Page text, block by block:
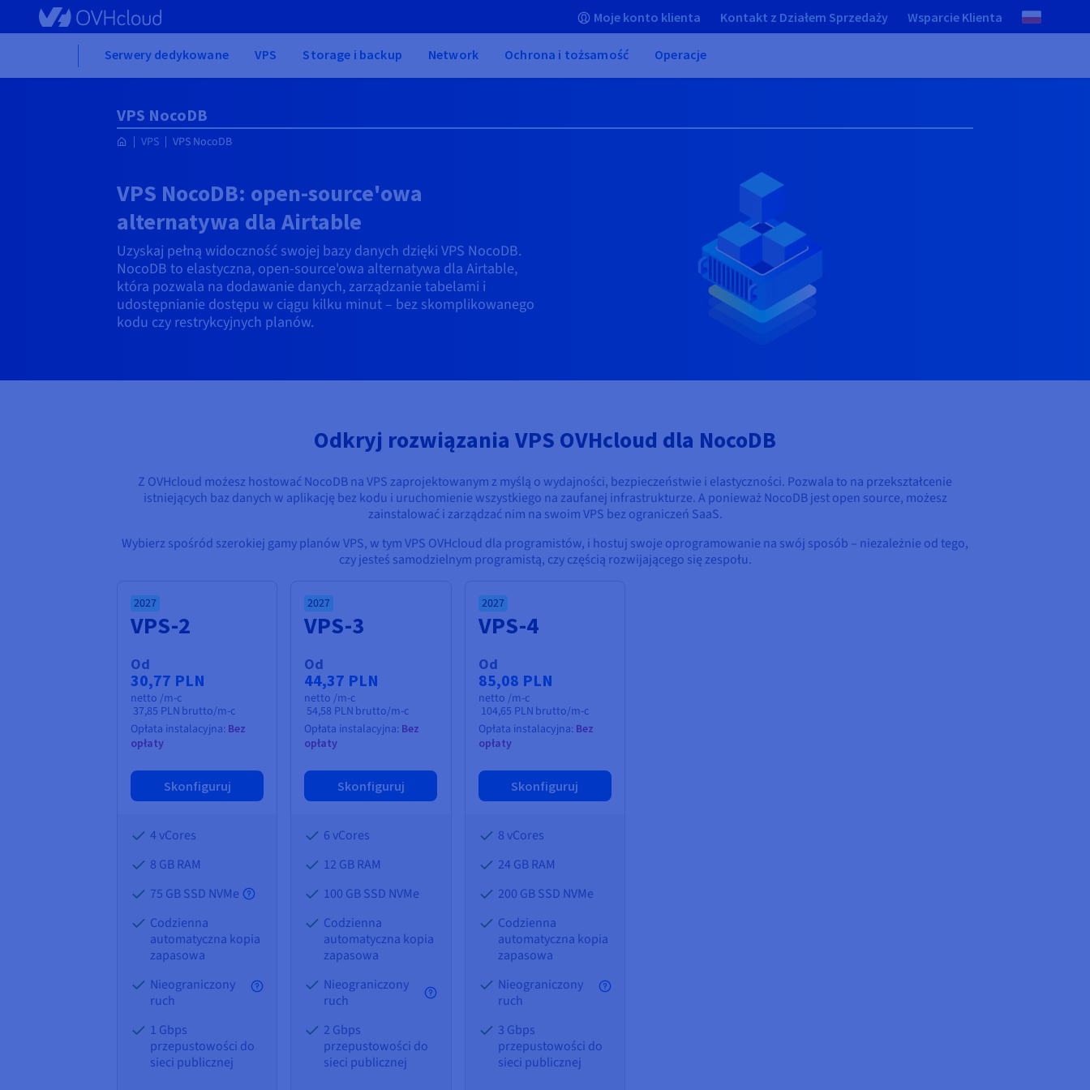
Skip to main content Moje konto klienta Kontakt z Działem Sprzedaży Wsparcie Klienta
Serwery dedykowane VPS Storage i backup Network Ochrona i tożsamość Operacje
VPS NocoDB
VPS VPS NocoDB
VPS NocoDB: open-source'owa
alternatywa dla Airtable
Uzyskaj pełną widoczność swojej bazy danych dzięki VPS NocoDB.
NocoDB to elastyczna, open-source'owa alternatywa dla Airtable,
która pozwala na dodawanie danych, zarządzanie tabelami i
udostępnianie dostępu w ciągu kilku minut – bez skomplikowanego
kodu czy restrykcyjnych planów.
Odkryj rozwiązania VPS OVHcloud dla NocoDB
Z OVHcloud możesz hostować NocoDB na VPS zaprojektowanym z myślą o wydajności, bezpieczeństwie i elastyczności. Pozwala to na przekształcenie
istniejących baz danych w aplikację bez kodu i uruchomienie wszystkiego na zaufanej infrastrukturze. A ponieważ NocoDB jest open source, możesz
zainstalować i zarządzać nim na swoim VPS bez ograniczeń SaaS.
Wybierz spośród szerokiej gamy planów VPS, w tym VPS OVHcloud dla programistów, i hostuj swoje oprogramowanie na swój sposób – niezależnie od tego,
czy jesteś samodzielnym programistą, czy częścią rozwijającego się zespołu.
2027
VPS-2
Od
30,77 PLN
netto /m-c
37,85 PLN brutto/m-c
Opłata instalacyjna: Bez
opłaty
Skonfiguruj
4 vCores
8 GBRAM
75 GB SSD NVMe
Codzienna
automatyczna kopia
zapasowa
Nieograniczony
ruch
1 Gbps
przepustowości do
sieci publicznej
2027
VPS-3
Od
44,37 PLN
netto /m-c
54,58 PLN brutto/m-c
Opłata instalacyjna: Bez
opłaty
Skonfiguruj
6 vCores
12 GBRAM
100 GB SSD NVMe
Codzienna
automatyczna kopia
zapasowa
Nieograniczony
ruch
2 Gbps
przepustowości do
sieci publicznej
2027
VPS-4
Od
85,08 PLN
netto /m-c
104,65 PLN brutto/m-c
Opłata instalacyjna: Bez
opłaty
Skonfiguruj
8 vCores
24 GBRAM
200 GB SSD NVMe
Codzienna
automatyczna kopia
zapasowa
Nieograniczony
ruch
3 Gbps
przepustowości do
sieci publicznej